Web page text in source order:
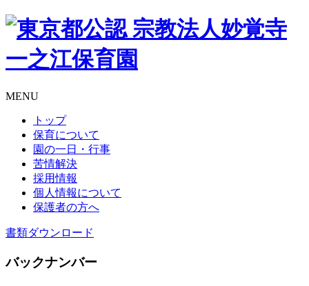
MENU
トップ
保育について
園の一日・行事
苦情解決
採用情報
個人情報について
保護者の方へ
書類ダウンロード
バックナンバー